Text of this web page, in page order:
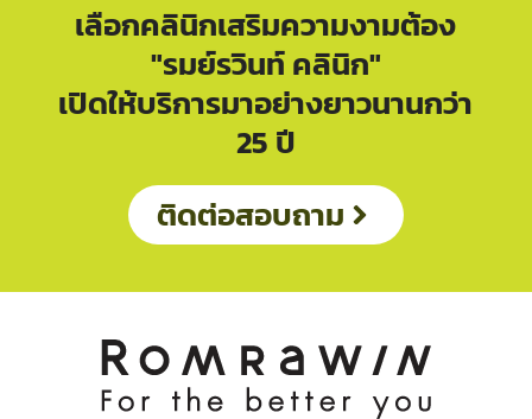
เลือกคลินิกเสริมความงามต้อง
"รมย์รวินท์ คลินิก"
เปิดให้บริการมาอย่างยาวนานกว่า
25 ปี
ติดต่อสอบถาม